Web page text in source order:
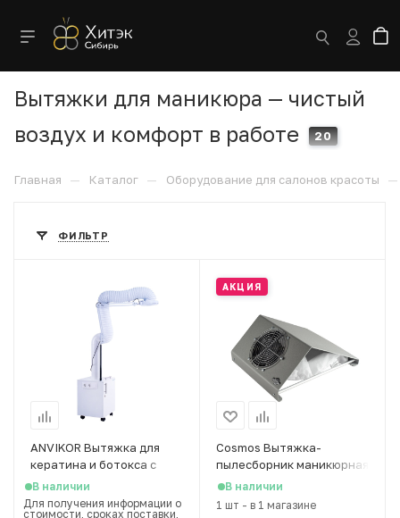
Вытяжки для маникюра — чистый
воздух и комфорт в работе
20
Главная — Каталог — Оборудование для салонов красоты —
ФИЛЬТР
ANVIKOR Вытяжка для
кератина и ботокса с
лампой VC-AIR-5
В наличии
Для получения информации о
стоимости, сроках поставки,
АКЦИЯ
Cosmos Вытяжка-
пылесборник маникюрная
(настольный) N1Gray, 60
W, 2 мешка в комплекте
В наличии
1 шт - в 1 магазине